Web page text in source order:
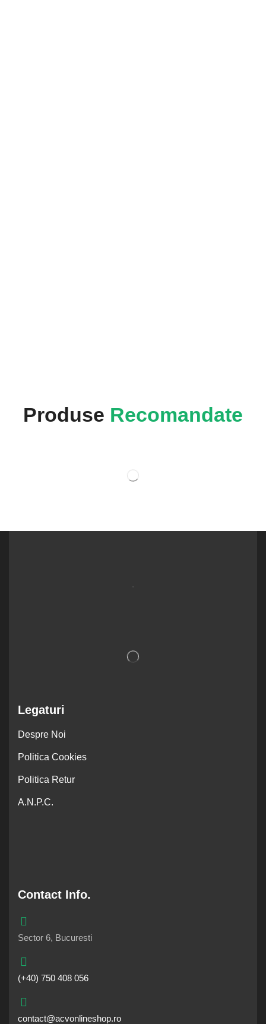
Produse Recomandate
.
Legaturi
Despre Noi
Politica Cookies
Politica Retur
A.N.P.C.
Contact Info.
Sector 6, Bucuresti
(+40) 750 408 056
contact@acvonlineshop.ro